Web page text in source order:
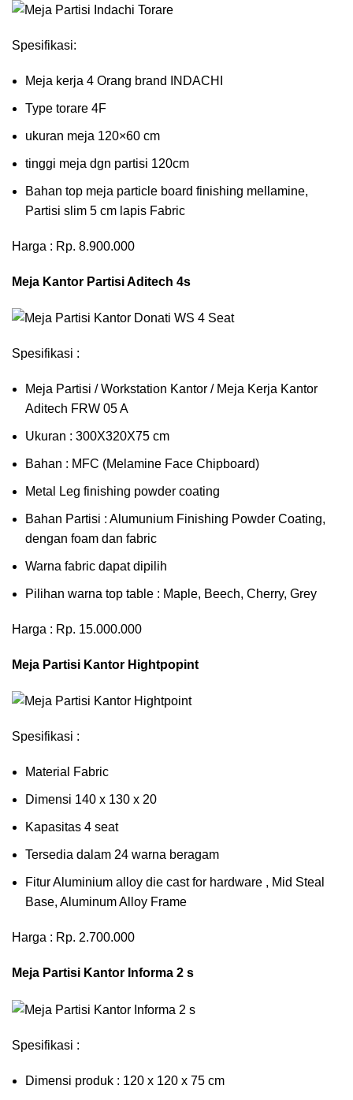
Spesifikasi:
Meja kerja 4 Orang brand INDACHI
Type torare 4F
ukuran meja 120×60 cm
tinggi meja dgn partisi 120cm
Bahan top meja particle board finishing mellamine,
Partisi slim 5 cm lapis Fabric
Harga : Rp. 8.900.000
Meja Kantor Partisi Aditech 4s
Spesifikasi :
Meja Partisi / Workstation Kantor / Meja Kerja Kantor
Aditech FRW 05 A
Ukuran : 300X320X75 cm
Bahan : MFC (Melamine Face Chipboard)
Metal Leg finishing powder coating
Bahan Partisi : Alumunium Finishing Powder Coating,
dengan foam dan fabric
Warna fabric dapat dipilih
Pilihan warna top table : Maple, Beech, Cherry, Grey
Harga : Rp. 15.000.000
Meja Partisi Kantor Hightpopint
Spesifikasi :
Material Fabric
Dimensi 140 x 130 x 20
Kapasitas 4 seat
Tersedia dalam 24 warna beragam
Fitur Aluminium alloy die cast for hardware , Mid Steal
Base, Aluminum Alloy Frame
Harga : Rp. 2.700.000
Meja Partisi Kantor Informa 2 s
Spesifikasi :
Dimensi produk : 120 x 120 x 75 сm